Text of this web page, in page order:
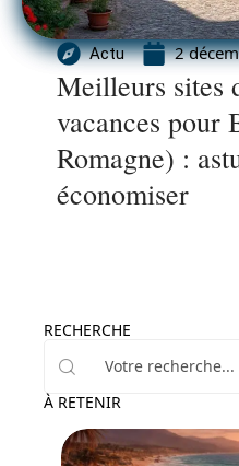
Actu 2
Meilleurs sites
vacances pour
Romagne) :
économiser
RECHERCHE
À RETENIR